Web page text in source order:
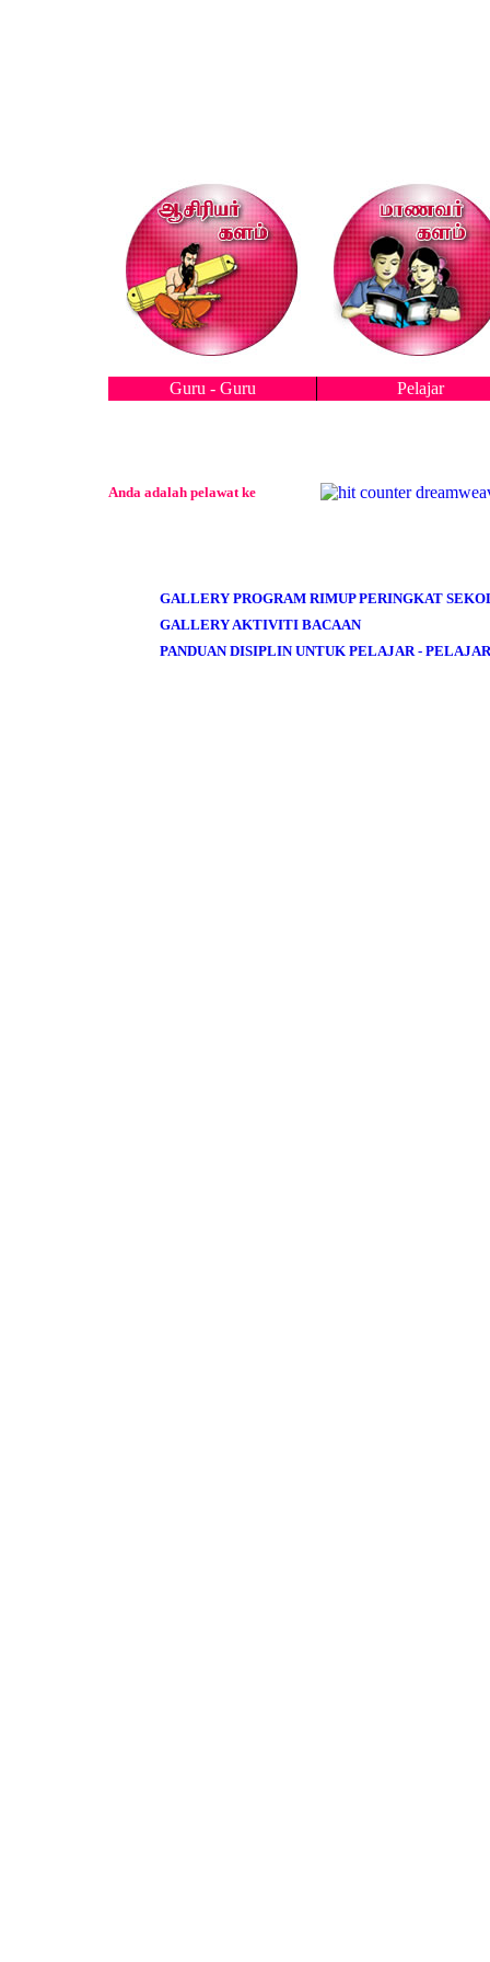
Guru - Guru Pelajar
Anda adalah pelawat ke
GALLERY PROGRAM RIMUP PERINGKAT
GALLERY AKTIVITI BACAAN
PANDUAN DISIPLIN UNTUK PELAJAR - PELAJAR